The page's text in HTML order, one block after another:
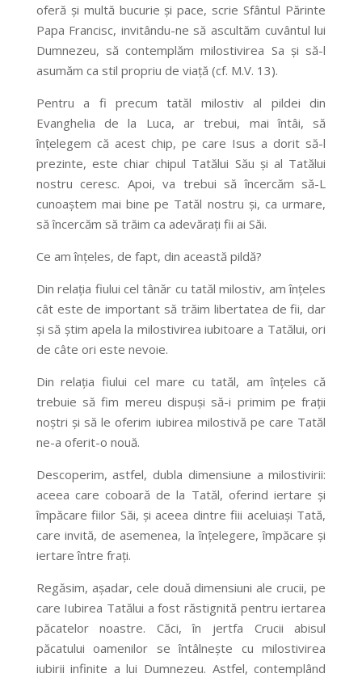
oferă și multă bucurie și pace, scrie Sfântul Părinte
Papa Francisc, invitându-ne să ascultăm cuvântul lui
Dumnezeu, să contemplăm milostivirea Sa și să-l
asumăm ca stil propriu de viață (cf. M.V. 13).
Pentru a fi precum tatăl milostiv al pildei din
Evanghelia de la Luca, ar trebui, mai întâi, să
înțelegem că acest chip, pe care Isus a dorit să-l
prezinte, este chiar chipul Tatălui Său și al Tatălui
nostru ceresc. Apoi, va trebui să încercăm să-L
cunoaștem mai bine pe Tatăl nostru și, ca urmare,
să încercăm să trăim ca adevărați fii ai Săi.
Ce am înțeles, de fapt, din această pildă?
Din relația fiului cel tânăr cu tatăl milostiv, am înțeles
cât este de important să trăim libertatea de fii, dar
și să știm apela la milostivirea iubitoare a Tatălui, ori
de câte ori este nevoie.
Din relația fiului cel mare cu tatăl, am înțeles că
trebuie să fim mereu dispuși să-i primim pe frații
noștri și să le oferim iubirea milostivă pe care Tatăl
ne-a oferit-o nouă.
Descoperim, astfel, dubla dimensiune a milostivirii:
aceea care coboară de la Tatăl, oferind iertare și
împăcare fiilor Săi, și aceea dintre fiii aceluiași Tată,
care invită, de asemenea, la înțelegere, împăcare și
iertare între frați.
Regăsim, așadar, cele două dimensiuni ale crucii, pe
care Iubirea Tatălui a fost răstignită pentru iertarea
păcatelor noastre. Căci, în jertfa Crucii abisul
păcatului oamenilor se întâlnește cu milostivirea
iubirii infinite a lui Dumnezeu. Astfel, contemplând